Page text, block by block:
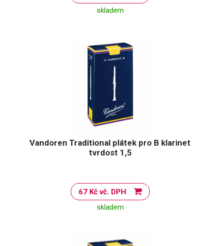
skladem
Vandoren Traditional plátek pro B klarinet
tvrdost 1,5
67 Kč vč. DPH
skladem